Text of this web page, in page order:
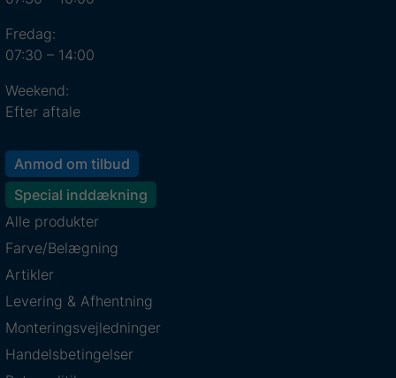
Fredag:
07:30 – 14:00
Weekend:
Efter aftale
Anmod om tilbud
Special inddækning
Alle produkter
Farve/Belægning
Artikler
Levering & Afhentning
Monteringsvejledninger
Handelsbetingelser